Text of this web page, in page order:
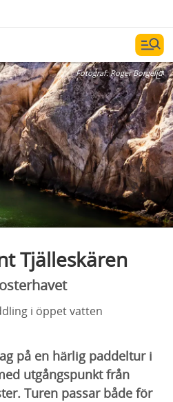
Fotograf:Roger Borgelid
Tjälleskären
i öppet vatten
på en härlig paddeltur i
utgångspunkt från
Turen passar både för